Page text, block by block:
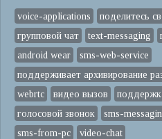
voice-applications поделитесь
групповой чат
text-messaging
android wear
sms-web-service
поддерживает архивирование
webrtc
видео вызов
голосовой звонок
sms-
sms-from-pc
video-chat